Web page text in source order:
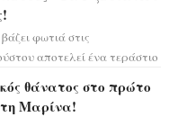
φωτιά στις
αποτελεί ένα τεράστιο
θάνατος στο πρώτο
τη Μαρίνα!